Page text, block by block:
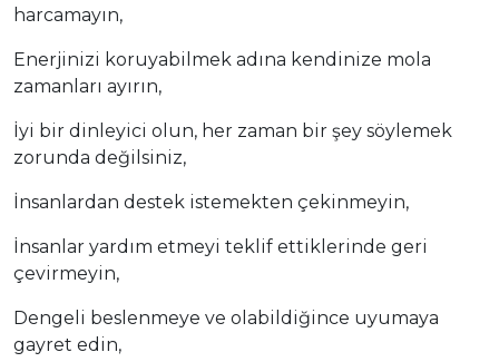
harcamayın,
Enerjinizi koruyabilmek adına kendinize mola
zamanları ayırın,
İyi bir dinleyici olun, her zaman bir şey söylemek
zorunda değilsiniz,
İnsanlardan destek istemekten çekinmeyin,
İnsanlar yardım etmeyi teklif ettiklerinde geri
çevirmeyin,
Dengeli beslenmeye ve olabildiğince uyumaya
gayret edin,